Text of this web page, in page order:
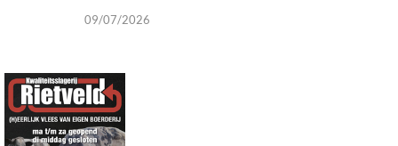
09/07/2026